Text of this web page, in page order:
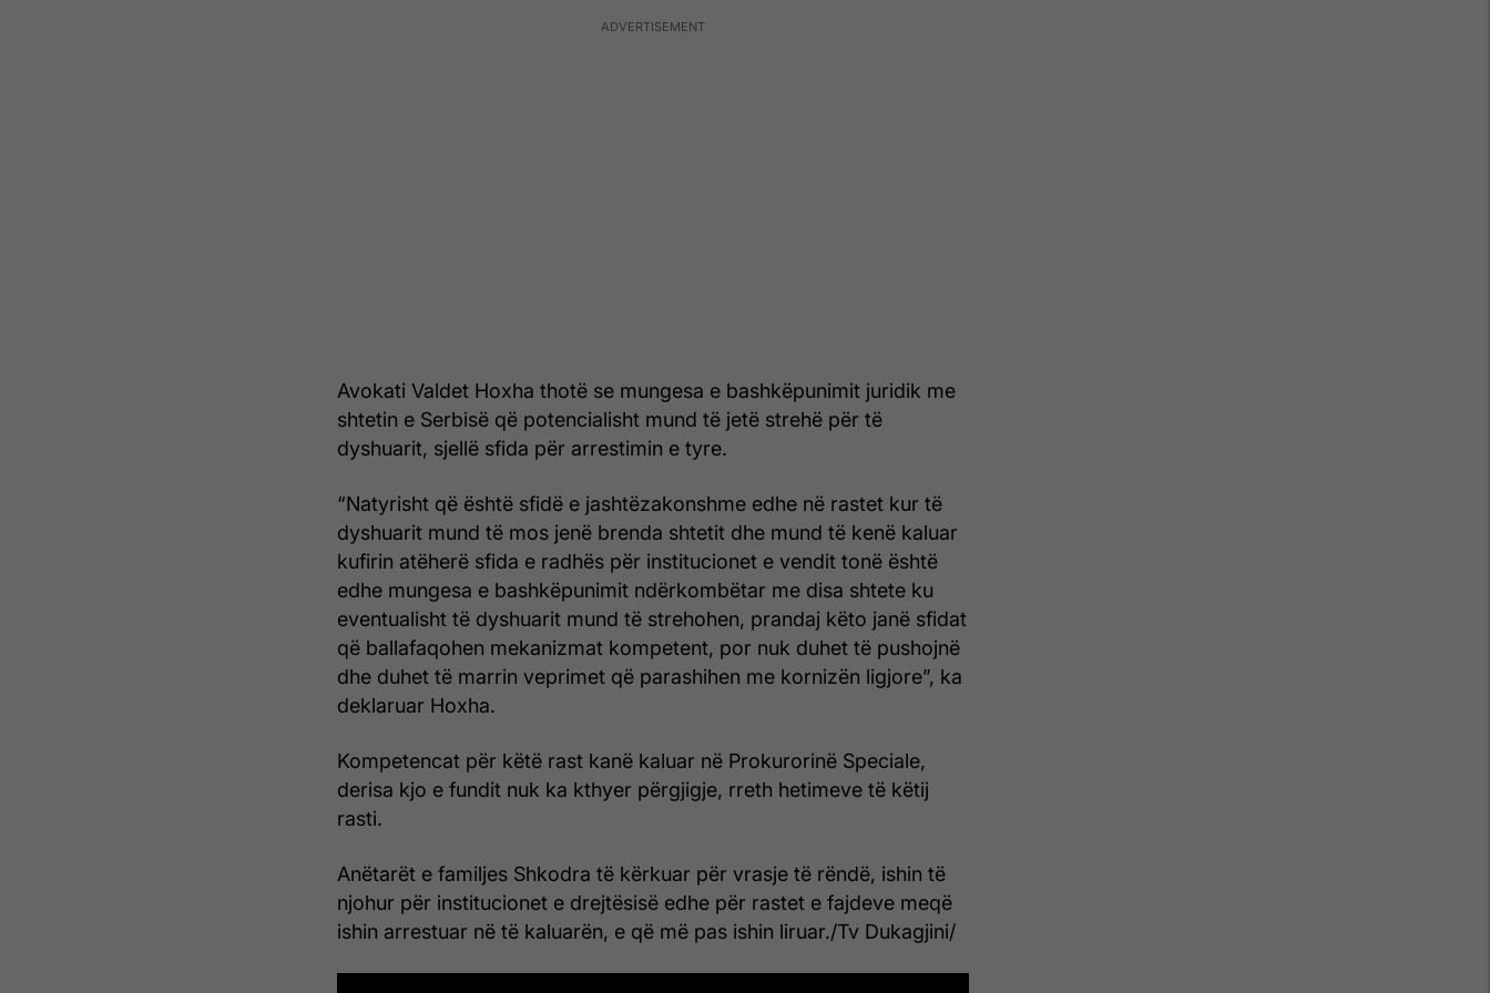
Avokati Valdet Hoxha thotë se mungesa e bashkëpunimit juridik me
shtetin e Serbisë që potencialisht mund të jetë strehë për të
dyshuarit, sjellë sfida për arrestimin e tyre.
“Natyrisht që është sfidë e jashtëzakonshme edhe në rastet kur të
dyshuarit mund të mos jenë brenda shtetit dhe mund të kenë kaluar
kufirin atëherë sfida e radhës për institucionet e vendit tonë është
edhe mungesa e bashkëpunimit ndërkombëtar me disa shtete ku
eventualisht të dyshuarit mund të strehohen, prandaj këto janë sfidat
që ballafaqohen mekanizmat kompetent, por nuk duhet të pushojnë
dhe duhet të marrin veprimet që parashihen me kornizën ligjore”, ka
deklaruar Hoxha.
Kompetencat për këtë rast kanë kaluar në Prokurorinë Speciale,
derisa kjo e fundit nuk ka kthyer përgjigje, rreth hetimeve të këtij
rasti.
Anëtarët e familjes Shkodra të kërkuar për vrasje të rëndë, ishin të
njohur për institucionet e drejtësisë edhe për rastet e fajdeve meqë
ishin arrestuar në të kaluarën, e që më pas ishin liruar./Tv Dukagjini/